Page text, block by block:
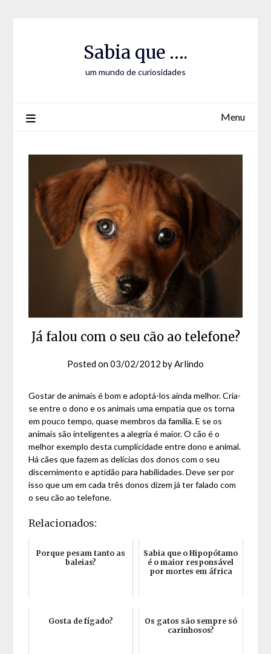
Sabia que ….
um mundo de curiosidades
Menu
Já falou com o seu cão ao telefone?
Posted on03/02/2012 by Arlindo
Gostar de animais é bom e adoptá-los ainda melhor. Cria-
se entre o dono e os animais uma empatia que os torna
em pouco tempo, quase membros da família. E se os
animais são inteligentes a alegria é maior. O cão é o
melhor exemplo desta cumplicidade entre dono e animal.
Há cães que fazem as delícias dos donos com o seu
discernimento e aptidão para habilidades. Deve ser por
isso que um em cada três donos dizem já ter falado com
o seu cão ao telefone.
Relacionados:
Porque pesam tanto as
baleias?
Sabia que o Hipopótamo
é o maior responsável
por mortes em áfrica
Gosta de fígado?
Os gatos são sempre só
carinhosos?